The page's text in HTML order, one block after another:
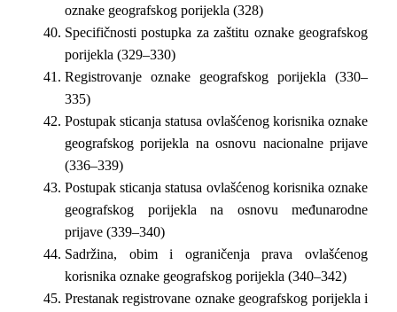
oznake geografskog porijekla (328)
Specifičnosti postupka za zaštitu oznake geografskog
porijekla (329–330)
Registrovanje oznake geografskog porijekla (330–
335)
Postupak sticanja statusa ovlašćenog korisnika oznake
geografskog porijekla na osnovu nacionalne prijave
(336–339)
Postupak sticanja statusa ovlašćenog korisnika oznake
geografskog porijekla na osnovu međunarodne
prijave (339–340)
Sadržina, obim i ograničenja prava ovlašćenog
korisnika oznake geografskog porijekla (340–342)
Prestanak registrovane oznake geografskog porijekla i